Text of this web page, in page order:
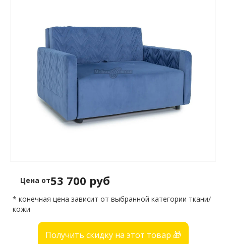
Цена от53 700 руб
* конечная цена зависит от выбранной категории ткани/
кожи
Получить скидку на этот товар 🎁